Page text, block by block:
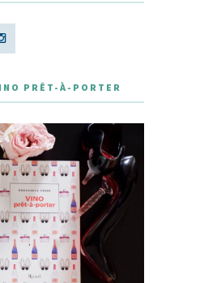
PRÊT-À-PORTER